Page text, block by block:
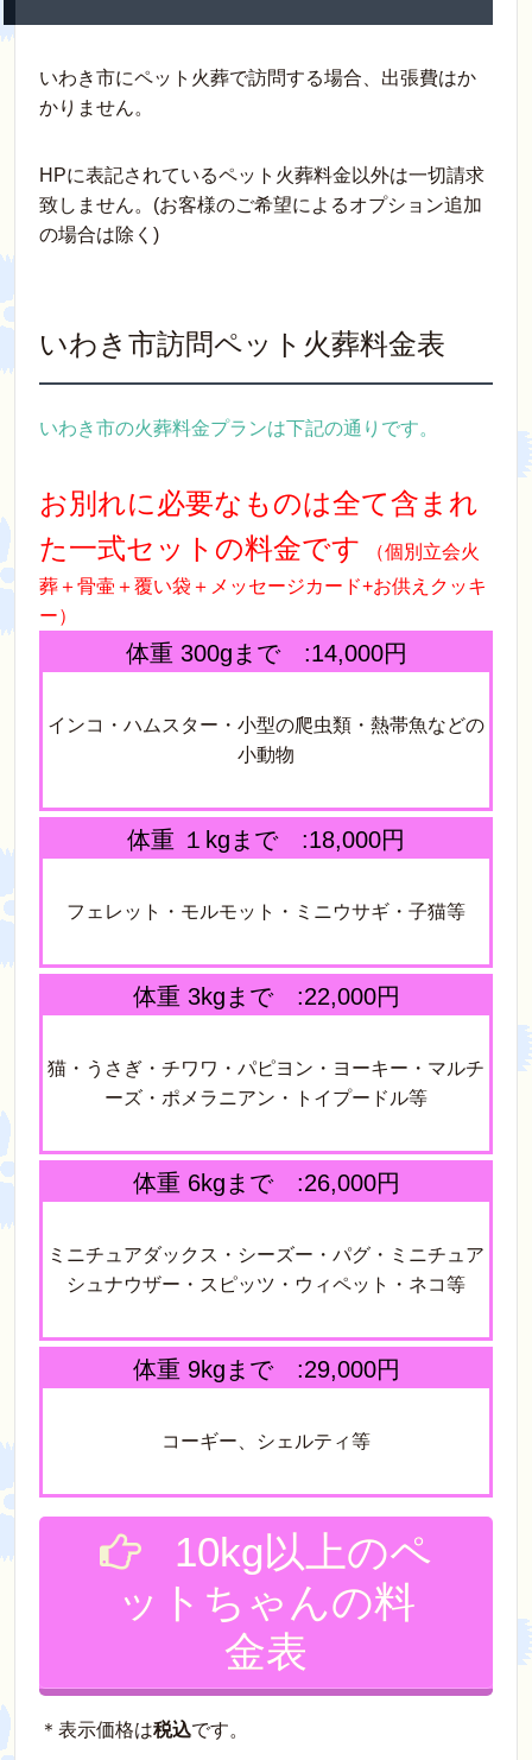
いわき市にペット火葬で訪問する場合、出張費はか
かりません。
HPに表記されているペット火葬料金以外は一切請求
致しません。(お客様のご希望によるオプション追加
の場合は除く)
いわき市訪問ペット火葬料金表
いわき市の火葬料金プランは下記の通りです。
お別れに必要なものは全て含まれ
た一式セットの料金です
（個別立会火
葬＋骨壷＋覆い袋＋メッセージカード+お供えクッキ
ー）
体重 300gまで :14,000円
インコ・ハムスター・小型の爬虫類・熱帯魚などの
小動物
体重 １kgまで :18,000円
フェレット・モルモット・ミニウサギ・子猫等
体重 3kgまで :22,000円
猫・うさぎ・チワワ・パピヨン・ヨーキー・マルチ
ーズ・ポメラニアン・トイプードル等
体重 6kgまで :26,000円
ミニチュアダックス・シーズー・パグ・ミニチュア
シュナウザー・スピッツ・ウィペット・ネコ等
体重 9kgまで :29,000円
コーギー、シェルティ等
10kg以上のペ
ットちゃんの料
金表
＊表示価格は税込です。